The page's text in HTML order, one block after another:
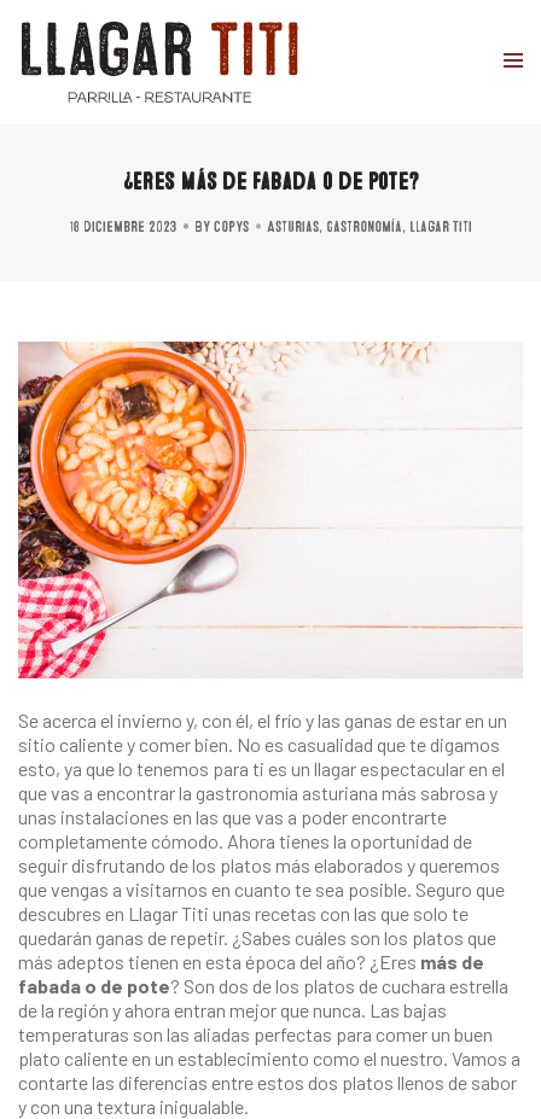
¿Eres más de fabada o de pote?
18 diciembre 2023 Bycopys Asturias, Gastronomía, Llagar Titi
Se acerca el invierno y, con él, el frío y las ganas de estar en un
sitio caliente y comer bien. No es casualidad que te digamos
esto, ya que lo tenemos para ti es un llagar espectacular en el
que vas a encontrar la gastronomía asturiana más sabrosa y
unas instalaciones en las que vas a poder encontrarte
completamente cómodo. Ahora tienes la oportunidad de
seguir disfrutando de los platos más elaborados y queremos
que vengas a visitarnos en cuanto te sea posible. Seguro que
descubres en Llagar Titi unas recetas con las que solo te
quedarán ganas de repetir. ¿Sabes cuáles son los platos que
más adeptos tienen en esta época del año? ¿Eres más de
fabada o de pote? Son dos de los platos de cuchara estrella
de la región y ahora entran mejor que nunca. Las bajas
temperaturas son las aliadas perfectas para comer un buen
plato caliente en un establecimiento como el nuestro. Vamos a
contarte las diferencias entre estos dos platos llenos de sabor
y con una textura inigualable.